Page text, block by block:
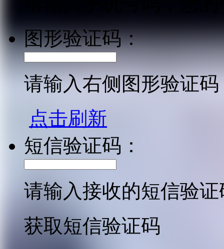
图形验证码：
请输入右侧图形验证码
点击刷新
短信验证码：
请输入接收的短信验证
获取短信验证码